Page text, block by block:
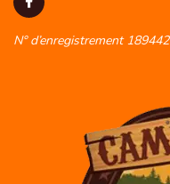
N° d’enregistrement 189442